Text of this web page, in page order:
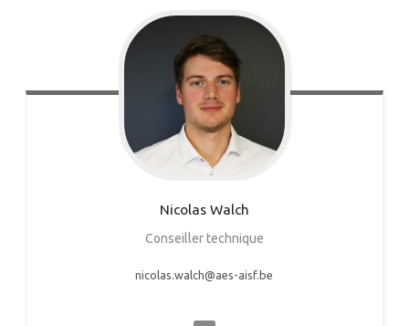
Nicolas Walch
Conseiller technique
nicolas.walch@aes-aisf.be